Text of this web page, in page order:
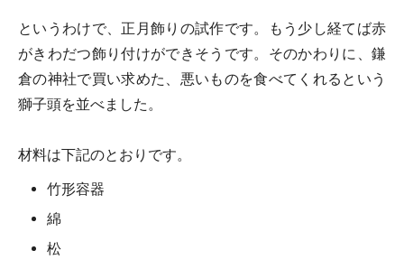
というわけで、正月飾りの試作です。もう少し経てば赤
がきわだつ飾り付けができそうです。そのかわりに、鎌
倉の神社で買い求めた、悪いものを食べてくれるという
獅子頭を並べました。
材料は下記のとおりです。
竹形容器
綿
松